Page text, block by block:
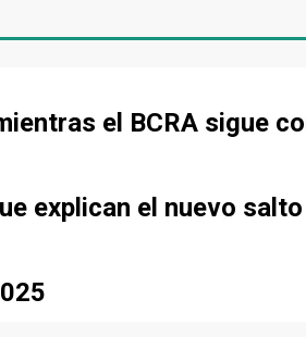
el BCRA sigue
explican el nuevo